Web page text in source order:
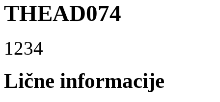
THEAD074
1234
Lične informacije